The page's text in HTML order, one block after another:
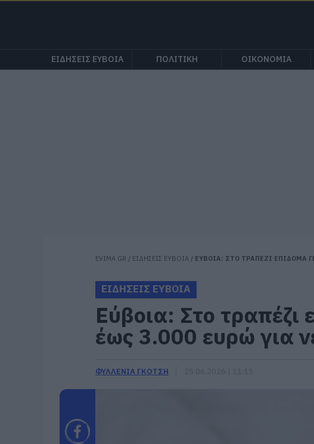
ΕΙΔΗΣΕΙΣ ΕΥΒΟΙΑ ΠΟΛΙΤΙΚΗ ΟΙΚΟΝΟΜΙΑ
EVIMA.GR / ΕΙΔΗΣΕΙΣ ΕΥΒΟΙΑ / ΕΥΒΟΙΑ: ΣΤΟ ΤΡΑΠΕΖΙ ΕΠΙΔΟΜΑ
ΕΙΔΗΣΕΙΣ ΕΥΒΟΙΑ
Εύβοια: Στο τραπέζι
έως 3.000 ευρώ για
ΦΥΛΛΕΝΙΑ ΓΚΟΤΣΗ